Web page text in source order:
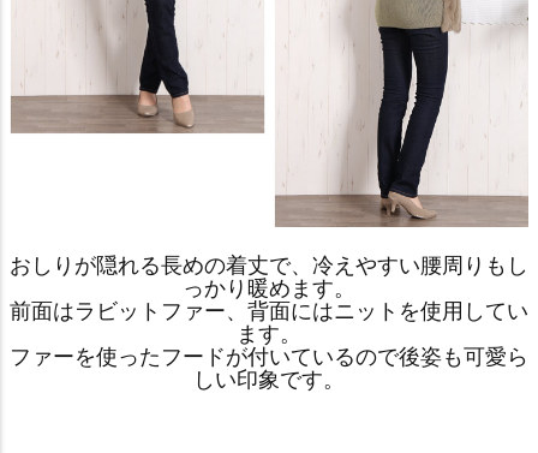
おしりが隠れる長めの着丈で、冷えやすい腰周りもし
っかり暖めます。
前面はラビットファー、背面にはニットを使用してい
ます。
ファーを使ったフードが付いているので後姿も可愛ら
しい印象です。